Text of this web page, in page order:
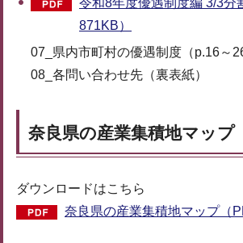
令和8年度優遇制度編 3/3分
871KB）
07_県内市町村の優遇制度（p.16～26
08_各問い合わせ先（裏表紙）
奈良県の産業集積地マップ
ダウンロードはこちら
奈良県の産業集積地マップ（